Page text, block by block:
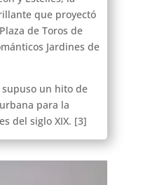
que proyectó
de Toros de
Jardines de
un hito de
para la
del siglo XIX. [3]